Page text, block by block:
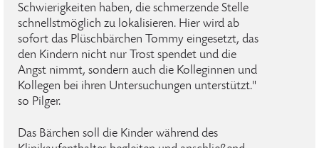
Schwierigkeiten haben, die schmerzende Stelle
schnellstmöglich zu lokalisieren. Hier wird ab
sofort das Plüschbärchen Tommy eingesetzt, das
den Kindern nicht nur Trost spendet und die
Angst nimmt, sondern auch die Kolleginnen und
Kollegen bei ihren Untersuchungen unterstützt."
so Pilger.
Das Bärchen soll die Kinder während des